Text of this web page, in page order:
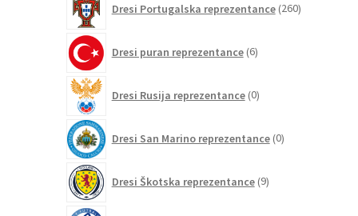
Dresi Portugalska reprezentance 260izdelkov
Dresi puran reprezentance 6izdelkov
Dresi Rusija reprezentance 0izdelkov
Dresi San Marino reprezentance 0izdelkov
Dresi Škotska reprezentance 9izdelkov